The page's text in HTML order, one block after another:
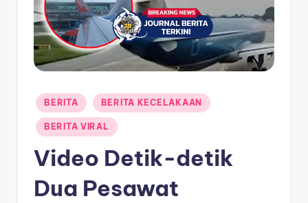
ri
Posted
in
BERITA BERITA KECELAKAAN
BERITA VIRAL
Video Detik-detik
Dua Pesawat